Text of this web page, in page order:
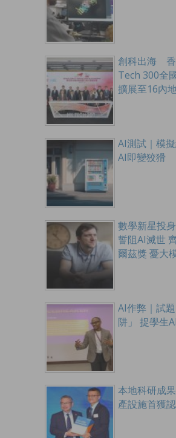
創科出海 香
Tech 300全
擴展至16內
AI測試｜模
AI即變狡猾
數學新星投
誓阻AI滅世
爾茲獎 憂大
AI作弊｜試
阱」 捉學生
本地科研成
產設施首獲